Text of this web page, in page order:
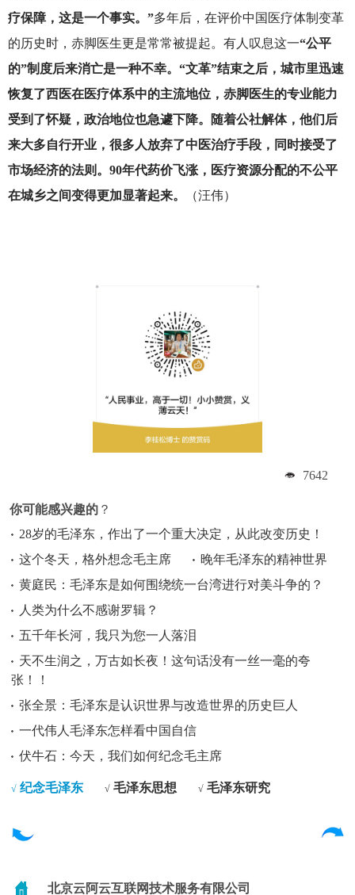
疗保障，这是一个事实。”多年后，在评价中国医疗体制变革
的历史时，赤脚医生更是常常被提起。有人叹息这一“公平
的”制度后来消亡是一种不幸。“文革”结束之后，城市里迅速
恢复了西医在医疗体系中的主流地位，赤脚医生的专业能力
受到了怀疑，政治地位也急遽下降。随着公社解体，他们后
来大多自行开业，很多人放弃了中医治疗手段，同时接受了
市场经济的法则。90年代药价飞涨，医疗资源分配的不公平
在城乡之间变得更加显著起来。
（汪伟）
7642
你可能感兴趣的 ？
28岁的毛泽东，作出了一个重大决定，从此改变历史！
这个冬天，格外想念毛主席
晚年毛泽东的精神世界
黄庭民：毛泽东是如何围绕统一台湾进行对美斗争的？
人类为什么不感谢罗辑？
五千年长河，我只为您一人落泪
天不生润之，万古如长夜！这句话没有一丝一毫的夸
张！！
张全景：毛泽东是认识世界与改造世界的历史巨人
一代伟人毛泽东怎样看中国自信
伏牛石：今天，我们如何纪念毛主席
√ 纪念毛泽东 √ 毛泽东思想 √ 毛泽东研究
北京云阿云互联网技术服务有限公司